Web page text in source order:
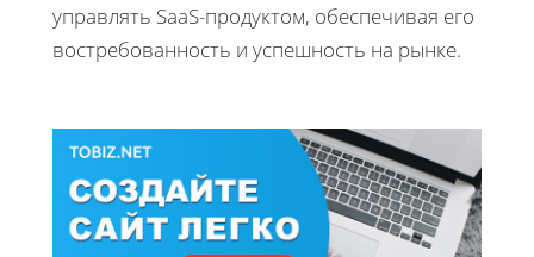
управлять SaaS-продуктом, обеспечивая его
востребованность и успешность на рынке.